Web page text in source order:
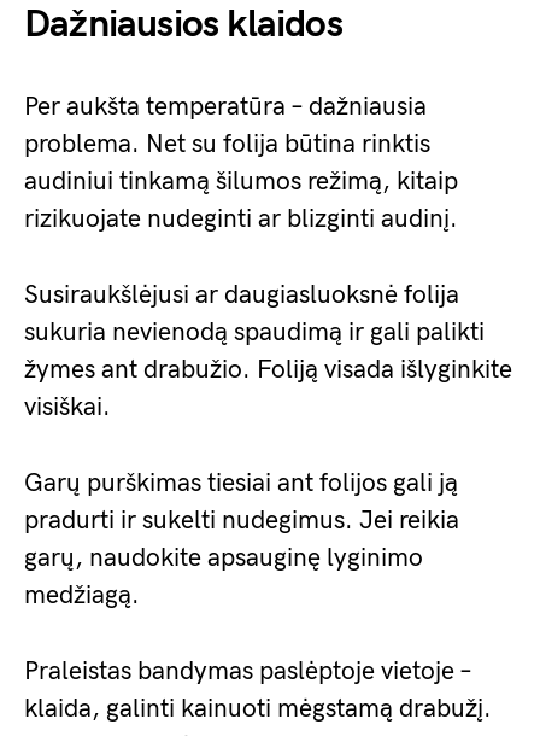
Dažniausios klaidos
Per aukšta temperatūra – dažniausia
problema. Net su folija būtina rinktis
audiniui tinkamą šilumos režimą, kitaip
rizikuojate nudeginti ar blizginti audinį.
Susiraukšlėjusi ar daugiasluoksnė folija
sukuria nevienodą spaudimą ir gali palikti
žymes ant drabužio. Foliją visada išlyginkite
visiškai.
Garų purškimas tiesiai ant folijos gali ją
pradurti ir sukelti nudegimus. Jei reikia
garų, naudokite apsauginę lyginimo
medžiagą.
Praleistas bandymas paslėptoje vietoje –
klaida, galinti kainuoti mėgstamą drabužį.